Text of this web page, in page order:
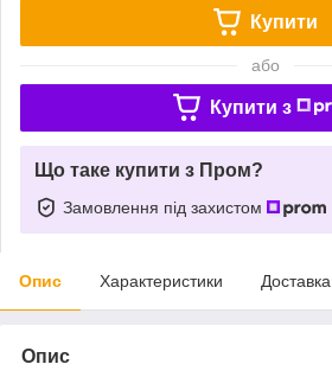
Купити
або
Купити з
Що таке купити з Пром?
Замовлення під захистом
Опис Характеристики Доставка
Опис